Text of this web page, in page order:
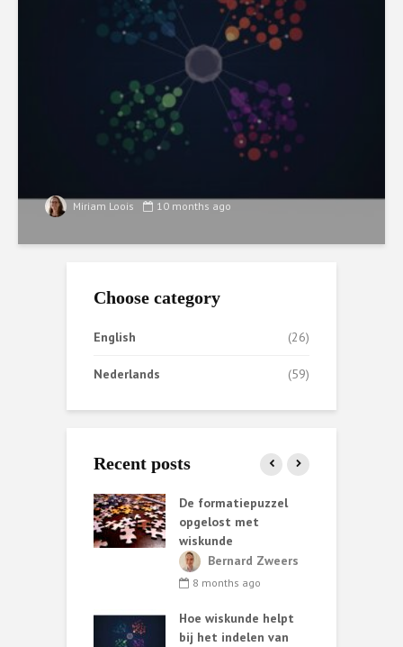
Miriam Loois 10 months ago
Choose category
English (26)
Nederlands (59)
Recent posts
De formatiepuzzel
opgelost met
wiskunde
Bernard Zweers
8 months ago
Hoe wiskunde helpt
bij het indelen van